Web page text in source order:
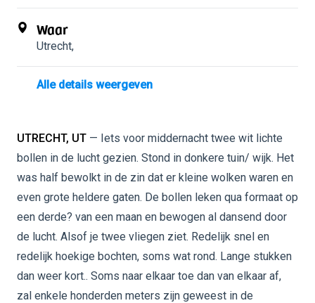
Waar
Utrecht,
Alle details weergeven
UTRECHT, UT — Iets voor middernacht twee wit lichte
bollen in de lucht gezien. Stond in donkere tuin/ wijk. Het
was half bewolkt in de zin dat er kleine wolken waren en
even grote heldere gaten. De bollen leken qua formaat op
een derde? van een maan en bewogen al dansend door
de lucht. Alsof je twee vliegen ziet. Redelijk snel en
redelijk hoekige bochten, soms wat rond. Lange stukken
dan weer kort.. Soms naar elkaar toe dan van elkaar af,
zal enkele honderden meters zijn geweest in de